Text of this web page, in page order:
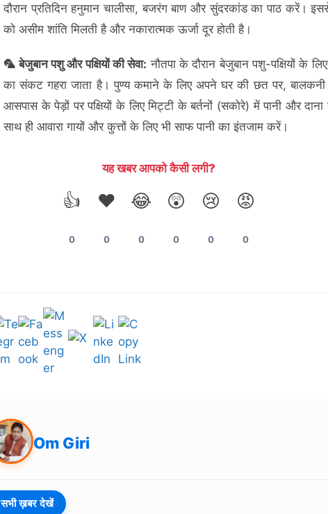
दौरान प्रतिदिन हनुमान चालीसा, बजरंग बाण और सुंदरकांड का पाठ करें।
को असीम शांति मिलती है और नकारात्मक ऊर्जा दूर होती है।
🦜 बेजुबान पशु और पक्षियों की सेवा: नौतपा के दौरान बेजुबान पशु-पक्षियों के लिए
का संकट गहरा जाता है। पुण्य कमाने के लिए अपने घर की छत पर, बालकनी
आसपास के पेड़ों पर पक्षियों के लिए मिट्टी के बर्तनों (सकोरे) में पानी और
साथ ही आवारा गायों और कुत्तों के लिए भी साफ पानी का इंतजाम करें।
यह खबर आपको कैसी लगी?
👍
0
❤️
0
😂
0
😲
0
😢
0
😡
0
Om Giri
सभी ख़बर देखें